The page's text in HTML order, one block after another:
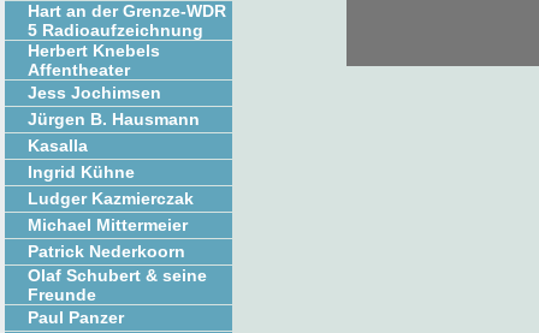
Hart an der Grenze-WDR
5 Radioaufzeichnung
Herbert Knebels
Affentheater
Jess Jochimsen
Jürgen B. Hausmann
Kasalla
Ingrid Kühne
Ludger Kazmierczak
Michael Mittermeier
Patrick Nederkoorn
Olaf Schubert & seine
Freunde
Paul Panzer